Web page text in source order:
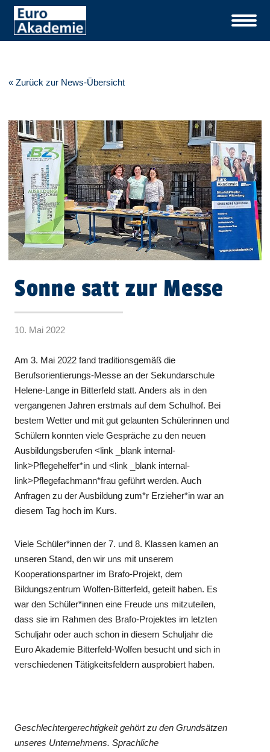
« Zurück zur News-Übersicht
Sonne satt zur Messe
10. Mai 2022
Am 3. Mai 2022 fand traditionsgemäß die
Berufsorientierungs-Messe an der Sekundarschule
Helene-Lange in Bitterfeld statt. Anders als in den
vergangenen Jahren erstmals auf dem Schulhof. Bei
bestem Wetter und mit gut gelaunten Schülerinnen und
Schülern konnten viele Gespräche zu den neuen
Ausbildungsberufen <link _blank internal-
link>Pflegehelfer*in und <link _blank internal-
link>Pflegefachmann*frau geführt werden. Auch
Anfragen zu der Ausbildung zum*r Erzieher*in war an
diesem Tag hoch im Kurs.
Viele Schüler*innen der 7. und 8. Klassen kamen an
unseren Stand, den wir uns mit unserem
Kooperationspartner im Brafo-Projekt, dem
Bildungszentrum Wolfen-Bitterfeld, geteilt haben. Es
war den Schüler*innen eine Freude uns mitzuteilen,
dass sie im Rahmen des Brafo-Projektes im letzten
Schuljahr oder auch schon in diesem Schuljahr die
Euro Akademie Bitterfeld-Wolfen besucht und sich in
verschiedenen Tätigkeitsfeldern ausprobiert haben.
Geschlechtergerechtigkeit gehört zu den Grundsätzen
unseres Unternehmens. Sprachliche